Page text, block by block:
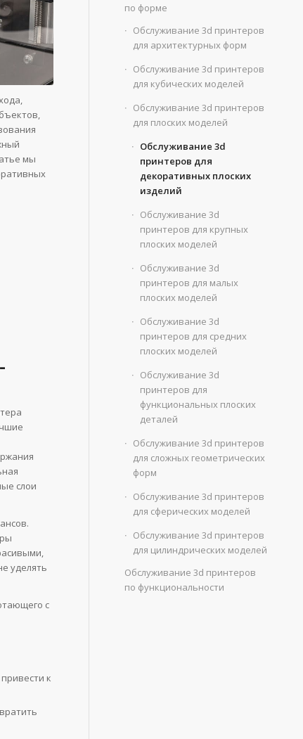
мы
слои
уделять
с
к
по форме
Обслуживание 3d принтеров
для архитектурных форм
Обслуживание 3d принтеров
для кубических моделей
Обслуживание 3d принтеров
для плоских моделей
Обслуживание 3d
принтеров для
декоративных плоских
изделий
Обслуживание 3d
принтеров для крупных
плоских моделей
Обслуживание 3d
принтеров для малых
плоских моделей
Обслуживание 3d
принтеров для средних
плоских моделей
Обслуживание 3d
принтеров для
функциональных плоских
деталей
Обслуживание 3d принтеров
для сложных геометрических
форм
Обслуживание 3d принтеров
для сферических моделей
Обслуживание 3d принтеров
для цилиндрических моделей
Обслуживание 3d принтеров
по функциональности